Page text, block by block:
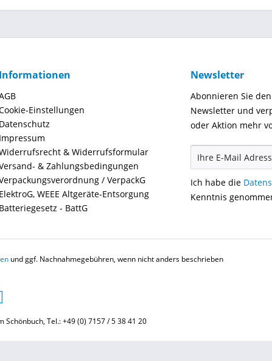
Informationen
Einstellungen
Datenschutz
Impressum
& Widerrufsformular
& Zahlungsbedingungen
/ VerpackG
ElektroG, WEEE Altgeräte-Entsorgung
Batteriegesetz - BattG
Newsletter
Abonnieren Sie
Newsletter und
oder Aktion mehr
Ich habe die
Kenntnis
und ggf. Nachnahmegebühren, wenn nicht anders beschrieben
Tel.: +49 (0) 7157 / 5 38 41 20